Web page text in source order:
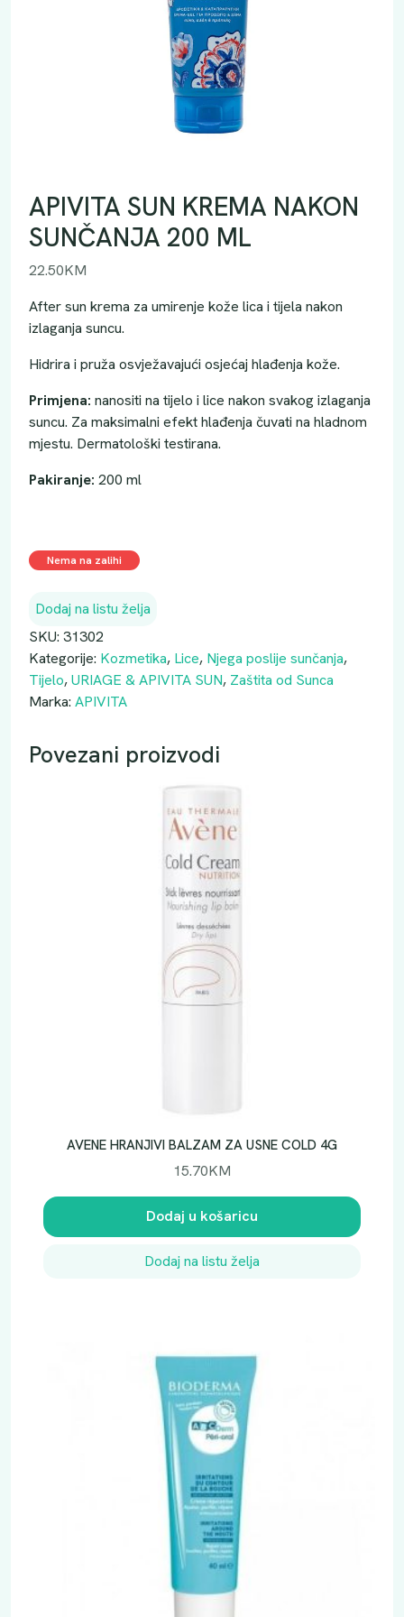
APIVITA SUN KREMA NAKON
SUNČANJA 200 ML
22.50KM
After sun krema za umirenje kože lica i tijela nakon
izlaganja suncu.
Hidrira i pruža osvježavajući osjećaj hlađenja kože.
Primjena: nanositi na tijelo i lice nakon svakog izlaganja
suncu. Za maksimalni efekt hlađenja čuvati na hladnom
mjestu. Dermatološki testirana.
Pakiranje: 200 ml
Nema na zalihi
Dodaj na listu želja
SKU: 31302
Kategorije: Kozmetika, Lice, Njega poslije sunčanja,
Tijelo,URIAGE & APIVITA SUN, Zaštita od Sunca
Marka: APIVITA
Povezani proizvodi
AVENE HRANJIVI BALZAM ZA USNE COLD 4G
15.70KM
Dodaj u košaricu
Dodaj na listu želja